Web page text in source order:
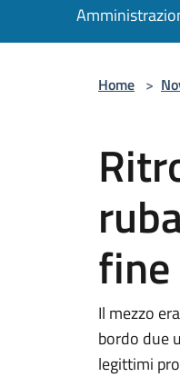
Home >
fine
Il mezzo
bordo due
legittimi